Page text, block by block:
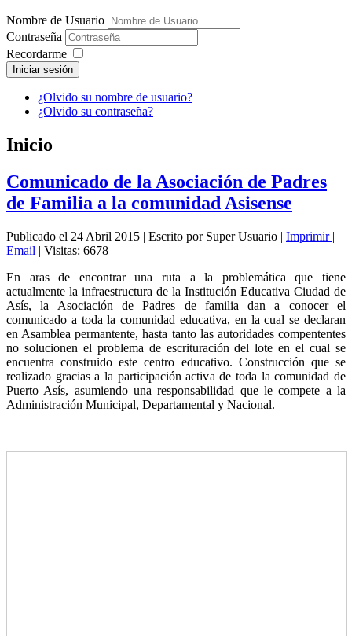
Nombre de Usuario
Contraseña
Recordarme
Iniciar sesión
¿Olvido su nombre de usuario?
¿Olvido su contraseña?
Inicio
Comunicado de la Asociación de Padres
de Familia a la comunidad Asisense
Publicado el 24 Abril 2015 | Escrito por Super Usuario | Imprimir |
Email | Visitas: 6678
En aras de encontrar una ruta a la problemática que tiene
actualmente la infraestructura de la Institución Educativa Ciudad de
Asís, la Asociación de Padres de familia dan a conocer el
comunicado a toda la comunidad educativa, en la cual se declaran
en Asamblea permantente, hasta tanto las autoridades compententes
no solucionen el problema de escrituración del lote en el cual se
encuentra construido este centro educativo. Construcción que se
realizado gracias a la participación activa de toda la comunidad de
Puerto Asís, asumiendo una responsabilidad que le compete a la
Administración Municipal, Departamental y Nacional.